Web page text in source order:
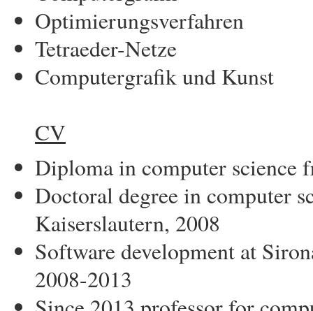
Optimierungsverfahren
Tetraeder-Netze
Computergrafik und Kunst
CV
Diploma in computer science
Doctoral degree in computer
Kaiserslautern, 2008
Software development at
2008-2013